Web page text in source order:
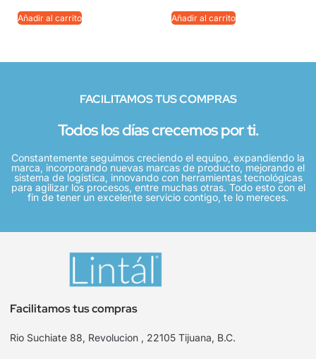
Añadir al carrito Añadir al carrito
FACILITAMOS TUS COMPRAS
Todos los días crecemos por ti.
Constantemente seguimos creciendo el equipo, expandiendo la
marca, incorporando nuevas marcas de producto, mejorando el
sistema de logística, innovando con herramientas tecnológicas
para agilizar los procesos, entre muchas otras. Todo esto con el
fin de tener un excelente servicio contigo, te lo mereces.
Facilitamos tus compras
Rio Suchiate 88, Revolucion , 22105 Tijuana, B.C.